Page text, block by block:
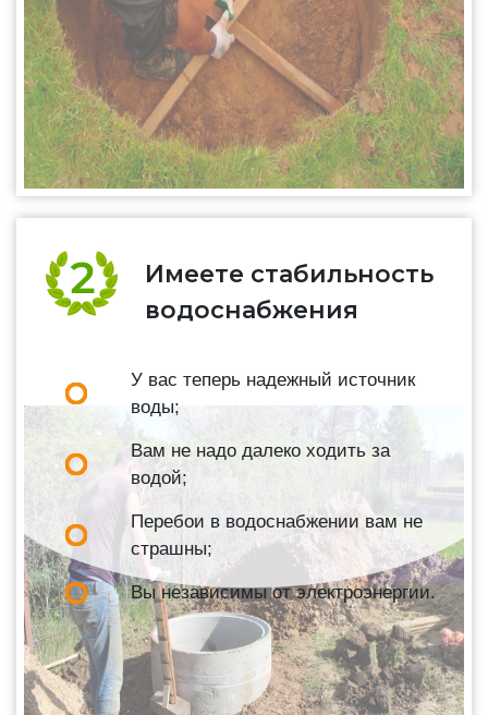
Имеете стабильность
водоснабжения
У вас теперь надежный источник
воды;
Вам не надо далеко ходить за
водой;
Перебои в водоснабжении вам не
страшны;
Вы независимы от электроэнергии.